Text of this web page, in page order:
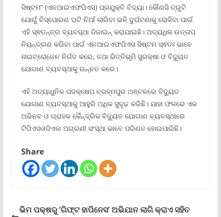
ସିଷ୍ଟମ” (ଏନଆଇଏଫପିଏସ) ପ୍ରଯୁକ୍ତି ବିଦ୍ୟା। କୌଣସି ତ୍ରୁଟି
ଯୋଗୁଁ ବିସ୍ପୋରଣ ଘଟି ନିଆଁ ଲାଗିବା ଭଳି ଦୁର୍ଘଟଣାକୁ ରୋକିବା ପାଇଁ
ଏହି ସ୍ଵତନ୍ତ୍ର ବ୍ୟବସ୍ଥା ଡିଜାଇନ୍ କରାଯାଇଛି। ଅତ୍ୟଧିକ ଉତ୍ତାପ
ନିୟନ୍ତ୍ରଣ କରିବା ପାଇଁ ଏନଆଇଏଫପିଏସ ସିଷ୍ଟମ ସ୍ଵତଃ ଭାବେ
ନାଇଟ୍ରୋଜେନ ନିର୍ଗତ କରେ, ତଥା ଭିତ୍ତିଭୂମି ସୁରକ୍ଷା ଓ ବିଦ୍ୟୁତ
ଯୋଗାଣ ବ୍ୟବସ୍ଥାକୁ ଉନ୍ନତ କରେ।
ଏହି ଅତ୍ୟାଧୁନିକ ପଦକ୍ଷେପ ବ୍ରହ୍ମପୁର ଅଞ୍ଚଳରେ ବିଦ୍ୟୁତ
ଯୋଗାଣ ବ୍ୟବସ୍ଥାକୁ ଆହୁରି ଅଧିକ ସୁଦୃଢ କରିଛି। ଯାହା ଫଳରେ ଏକ
ଅଭିନବ ଓ ଗ୍ରାହକ କୈନ୍ଦ୍ରିକ ବିଦ୍ୟୁତ ଯୋଗାଣ ବ୍ୟବସ୍ଥାରେ
ଟିପିଏସଓଡିଏଲ ଅଗ୍ରଣୀ ସଂସ୍ଥା ଭାବେ ପରିଣତ ହୋଇପାରିଛି।
Share
ଭିମ ପକ୍ଷରୁ ‘ଗିଫ୍ଟ ହାପିନେସ’ ଅଭିଯାନ ଲାଗି କ୍ରାଏ ସହିତ